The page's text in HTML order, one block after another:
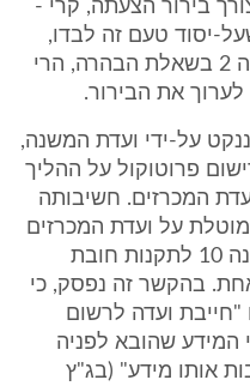
לפנות אל משיבה 2 לצורך בירור הצעתה, קרי -
יסוד טעם זה לבדו,
כאמור, ניתן היה לפנות למשיבה 2 בשאלת הבהרה, הרי
את הבירור.
על-ידי ועדת המשנה,
פרוטוקול על ההליך
המכרזים. חשיבותה
על ועדת המכרזים
כרשות מינהלית, ומעוגנת בתקנה 10 לתקנות חובת
בהקשר זה נפסק, כי
ועדה לרשום
המידע שהובא לפניה
אותו מידע" (בג"ץ